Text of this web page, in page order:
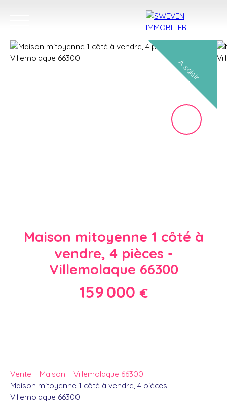
A saisir
Maison mitoyenne 1 côté à
vendre, 4 pièces -
Villemolaque 66300
159 000€
Vente Maison
Villemolaque 66300
Maison mitoyenne 1 côté à vendre, 4 pièces -
Villemolaque 66300